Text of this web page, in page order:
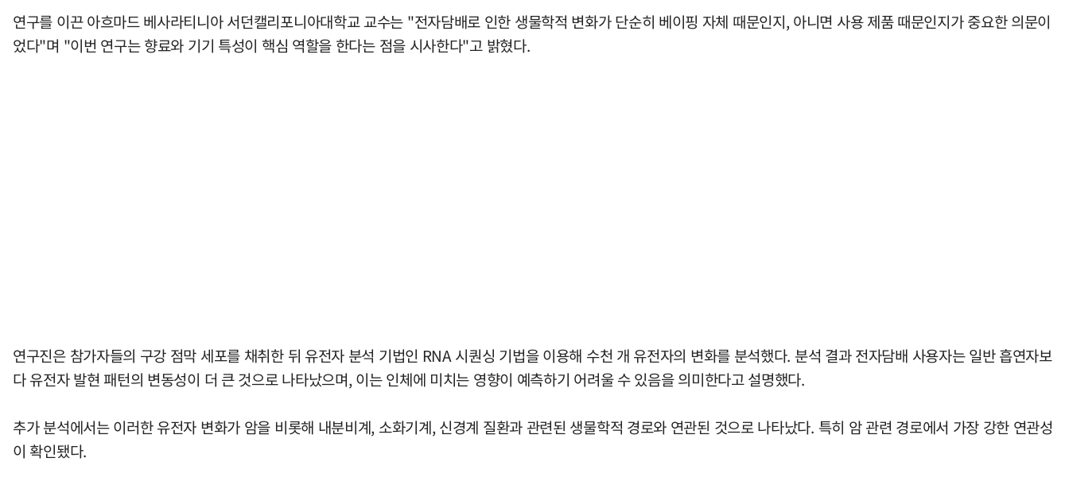
연구를 이끈 아흐마드 베사라티니아 서던캘리포니아대학교 교수는 "전자담배로 인한 생물학적 변화가 단순히 베이핑 자체 때문인지, 아니면 사용 제품 때문인지가 중요한 의문이
었다"며 "이번 연구는 향료와 기기 특성이 핵심 역할을 한다는 점을 시사한다"고 밝혔다.
연구진은 참가자들의 구강 점막 세포를 채취한 뒤 유전자 분석 기법인 RNA 시퀀싱 기법을 이용해 수천 개 유전자의 변화를 분석했다. 분석 결과 전자담배 사용자는 일반 흡연자보
다 유전자 발현 패턴의 변동성이 더 큰 것으로 나타났으며, 이는 인체에 미치는 영향이 예측하기 어려울 수 있음을 의미한다고 설명했다.
추가 분석에서는 이러한 유전자 변화가 암을 비롯해 내분비계, 소화기계, 신경계 질환과 관련된 생물학적 경로와 연관된 것으로 나타났다. 특히 암 관련 경로에서 가장 강한 연관성
이 확인됐다.